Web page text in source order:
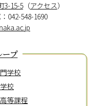
3-15-5（アクセス）
042-548-1690
プ
学校
校
等課程